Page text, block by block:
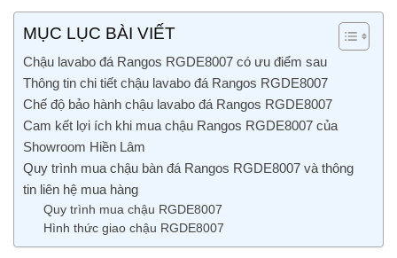
MỤC LỤC BÀI VIẾT
Chậu lavabo đá Rangos RGDE8007 có ưu điểm sau
Thông tin chi tiết chậu lavabo đá Rangos RGDE8007
Chế độ bảo hành chậu lavabo đá Rangos RGDE8007
Cam kết lợi ích khi mua chậu Rangos RGDE8007 của
Showroom Hiền Lâm
Quy trình mua chậu bàn đá Rangos RGDE8007 và thông
tin liên hệ mua hàng
Quy trình mua chậu RGDE8007
Hình thức giao chậu RGDE8007